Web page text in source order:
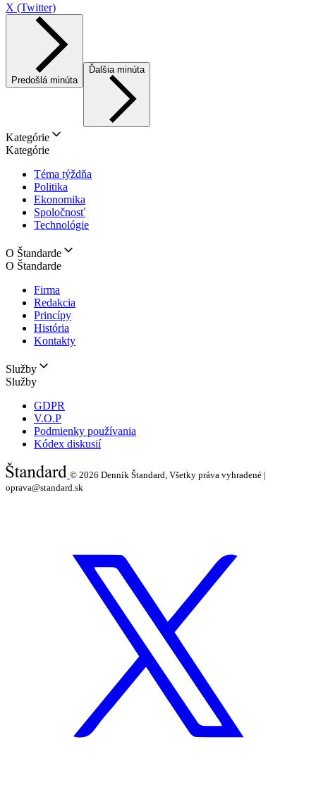
X (Twitter)
Predošlá minúta
Ďalšia minúta
Kategórie
Kategórie
Téma týždňa
Politika
Ekonomika
Spoločnosť
Technológie
O Štandarde
O Štandarde
Firma
Redakcia
Princípy
História
Kontakty
Služby
Služby
GDPR
V.O.P
Podmienky používania
Kódex diskusií
© 2026 Denník Štandard, Všetky práva vyhradené |
oprava@standard.sk